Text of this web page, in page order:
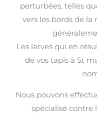
perturbées, telles
vers les bords de
Les larves qui en
de vos tapis à St
Nous pouvons
spécialisé contre